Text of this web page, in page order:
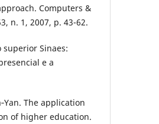
Computers &
n. 1, 2007, p. 43-62.
superior Sinaes:
e a
The application
of higher education.